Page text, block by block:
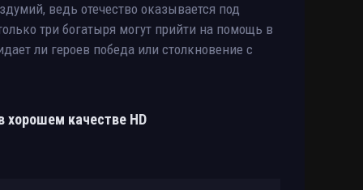
ведь отечество оказывается под
три богатыря могут прийти на помощь в
ли героев победа или столкновение с
хорошем качестве HD